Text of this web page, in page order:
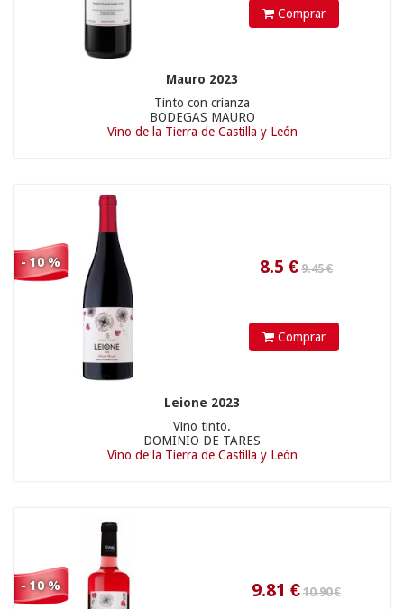
Comprar
Mauro 2023
Tinto con crianza
BODEGAS MAURO
Vino de la Tierra de Castilla y León
- 10 %
Comprar
Leione 2023
Vino tinto.
DOMINIO DE TARES
Vino de la Tierra de Castilla y León
- 10 %
9.81
19.71